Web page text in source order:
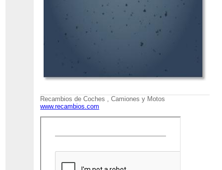
Recambios de Coches , Camiones y Motos
www.recambios.com